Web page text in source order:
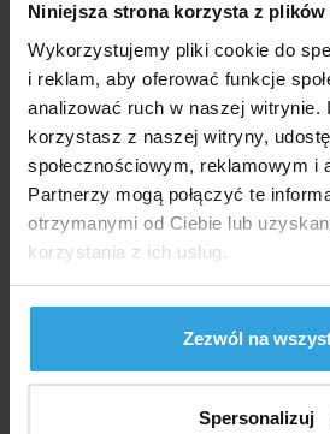
Niniejsza strona korzysta z plików
Wykorzystujemy pliki cookie do
i reklam, aby oferować funkcje
analizować ruch w naszej witrynie.
korzystasz z naszej witryny,
społecznościowym, reklamowym i
Partnerzy mogą połączyć te
otrzymanymi od Ciebie lub
korzystania z ich usług.
Zezwól na
Spersonalizuj
Wąż basenowy
W Magazynie >
we czwartek u
20,90 zł